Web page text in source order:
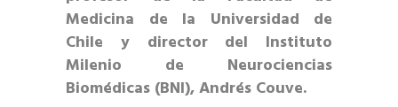
Medicina de la Universidad de
Chile y director del Instituto
Milenio de Neurociencias
Biomédicas (BNI), Andrés Couve.